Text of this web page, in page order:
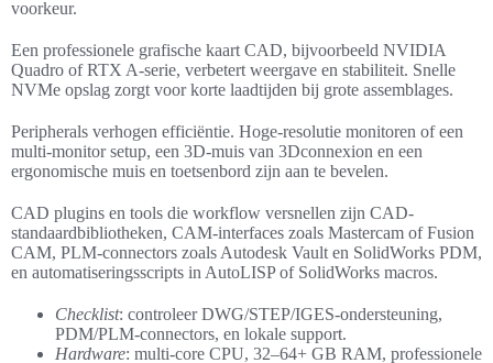
voorkeur.
Een professionele grafische kaart CAD, bijvoorbeeld NVIDIA
Quadro of RTX A-serie, verbetert weergave en stabiliteit. Snelle
NVMe opslag zorgt voor korte laadtijden bij grote assemblages.
Peripherals verhogen efficiëntie. Hoge-resolutie monitoren of een
multi-monitor setup, een 3D-muis van 3Dconnexion en een
ergonomische muis en toetsenbord zijn aan te bevelen.
CAD plugins en tools die workflow versnellen zijn CAD-
standaardbibliotheken, CAM-interfaces zoals Mastercam of Fusion
CAM, PLM-connectors zoals Autodesk Vault en SolidWorks PDM,
en automatiseringsscripts in AutoLISP of SolidWorks macros.
Checklist: controleer DWG/STEP/IGES-ondersteuning,
PDM/PLM-connectors, en lokale support.
Hardware: multi-core CPU, 32–64+ GB RAM, professionele